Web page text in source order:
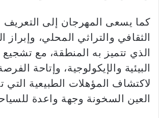
كما يسعى المهرجان إلى التعريف
الثقافي والتراثي المحلي، وإبراز
الذي تتميز به المنطقة، مع تشجيع
البيئية والإيكولوجية، وإتاحة
لاكتشاف المؤهلات الطبيعية
العين السخونة وجهة واعدة